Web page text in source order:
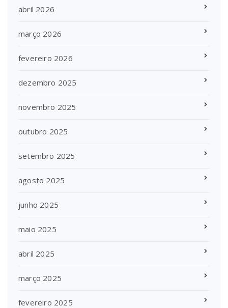
abril 2026
março 2026
fevereiro 2026
dezembro 2025
novembro 2025
outubro 2025
setembro 2025
agosto 2025
junho 2025
maio 2025
abril 2025
março 2025
fevereiro 2025